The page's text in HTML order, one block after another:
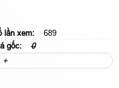
lần xem:
689
gốc: 0
+